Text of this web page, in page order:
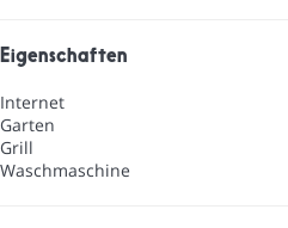
Eigenschaften
Internet
Garten
Grill
Waschmaschine